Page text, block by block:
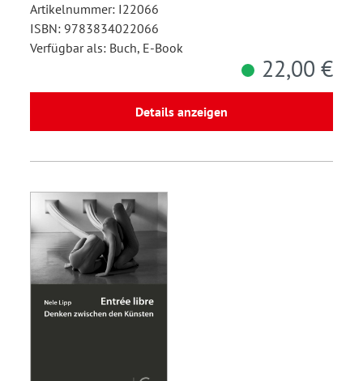
Artikelnummer: I22066
ISBN: 9783834022066
Verfügbar als: Buch, E-Book
22,00 €
Details anzeigen